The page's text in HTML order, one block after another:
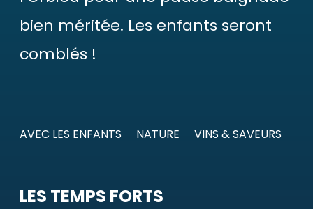
bien méritée. Les enfants seront
comblés !
AVEC LES ENFANTS NATURE VINS & SAVEURS
LES TEMPS FORTS